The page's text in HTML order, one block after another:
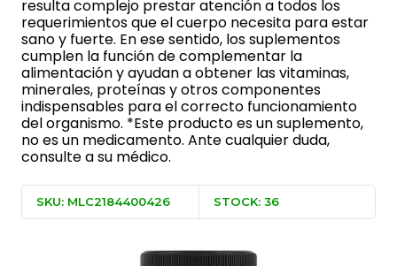
resulta complejo prestar atención a todos los
requerimientos que el cuerpo necesita para estar
sano y fuerte. En ese sentido, los suplementos
cumplen la función de complementar la
alimentación y ayudan a obtener las vitaminas,
minerales, proteínas y otros componentes
indispensables para el correcto funcionamiento
del organismo. *Este producto es un suplemento,
no es un medicamento. Ante cualquier duda,
consulte a su médico.
SKU: MLC2184400426 STOCK: 36